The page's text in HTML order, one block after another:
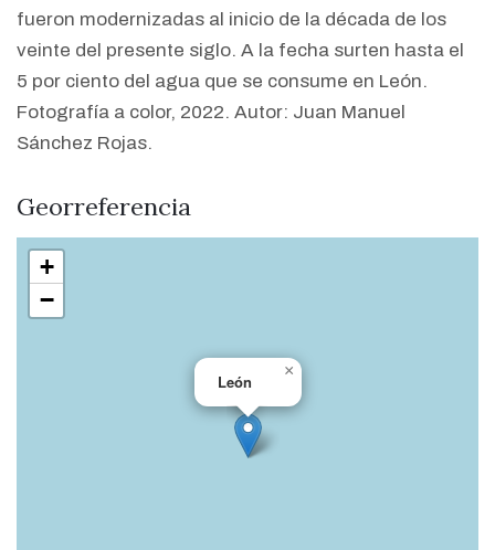
fueron modernizadas al inicio de la década de los
veinte del presente siglo. A la fecha surten hasta el
5 por ciento del agua que se consume en León.
Fotografía a color, 2022. Autor: Juan Manuel
Sánchez Rojas.
Georreferencia
León
×
+
−